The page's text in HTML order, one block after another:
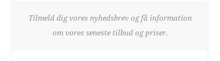
Tilmeld dig vores nyhedsbrev og få information
om vores seneste tilbud og priser.